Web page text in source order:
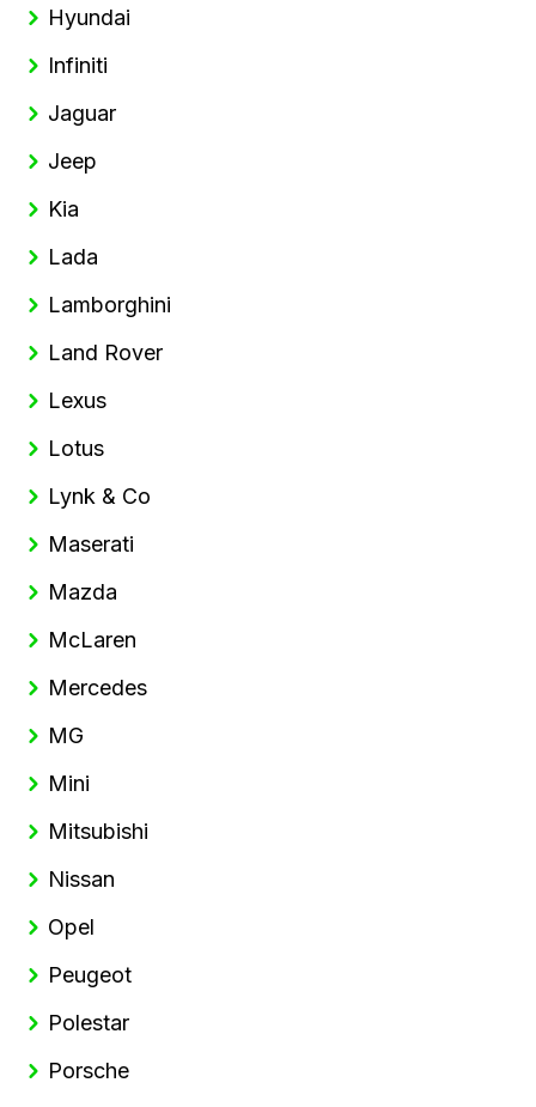
Hyundai
Infiniti
Jaguar
Jeep
Kia
Lada
Lamborghini
Land Rover
Lexus
Lotus
Lynk & Co
Maserati
Mazda
McLaren
Mercedes
MG
Mini
Mitsubishi
Nissan
Opel
Peugeot
Polestar
Porsche